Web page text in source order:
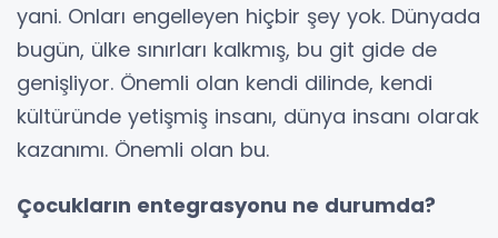
yani. Onları engelleyen hiçbir şey yok. Dünyada
bugün, ülke sınırları kalkmış, bu git gide de
genişliyor. Önemli olan kendi dilinde, kendi
kültüründe yetişmiş insanı, dünya insanı olarak
kazanımı. Önemli olan bu.
Çocukların entegrasyonu ne durumda?